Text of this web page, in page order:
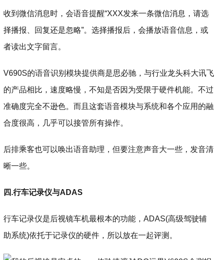
收到微信消息时，会语音提醒“XXX发来一条微信消息，请选
择播报、回复还是忽略”。选择播报后，会播放语音信息，或
者读出文字留言。
V690S的语音识别模块提供商是思必驰，与行业龙头科大讯飞
的产品相比，速度略慢，不知是否因为受限于硬件机能。不过
准确度完全不逊色。而且这套语音模块与系统和各个应用的融
合度很高，几乎可以接管所有操作。
后排乘客也可以唤出语音助理，但要注意声音大一些，发音清
晰一些。
四.行车记录仪与ADAS
行车记录仪是后视镜车机最根本的功能，ADAS(高级驾驶辅
助系统)依托于记录仪的硬件，所以放在一起评测。